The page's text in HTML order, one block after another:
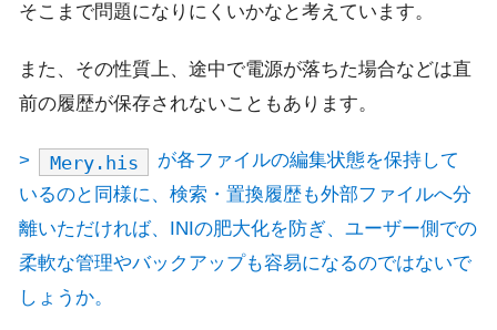
そこまで問題になりにくいかなと考えています。
また、その性質上、途中で電源が落ちた場合などは直
前の履歴が保存されないこともあります。
> Mery.his
が各ファイルの編集状態を保持して
いるのと同様に、検索・置換履歴も外部ファイルへ分
離いただければ、INIの肥大化を防ぎ、ユーザー側での
柔軟な管理やバックアップも容易になるのではないで
しょうか。